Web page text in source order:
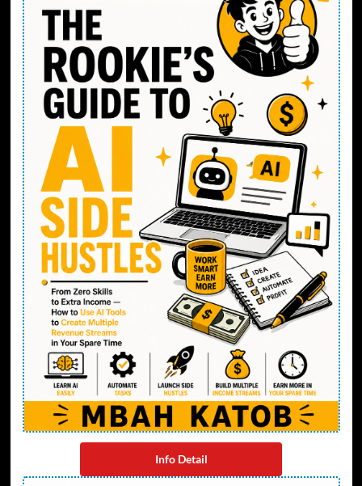
Info Detail